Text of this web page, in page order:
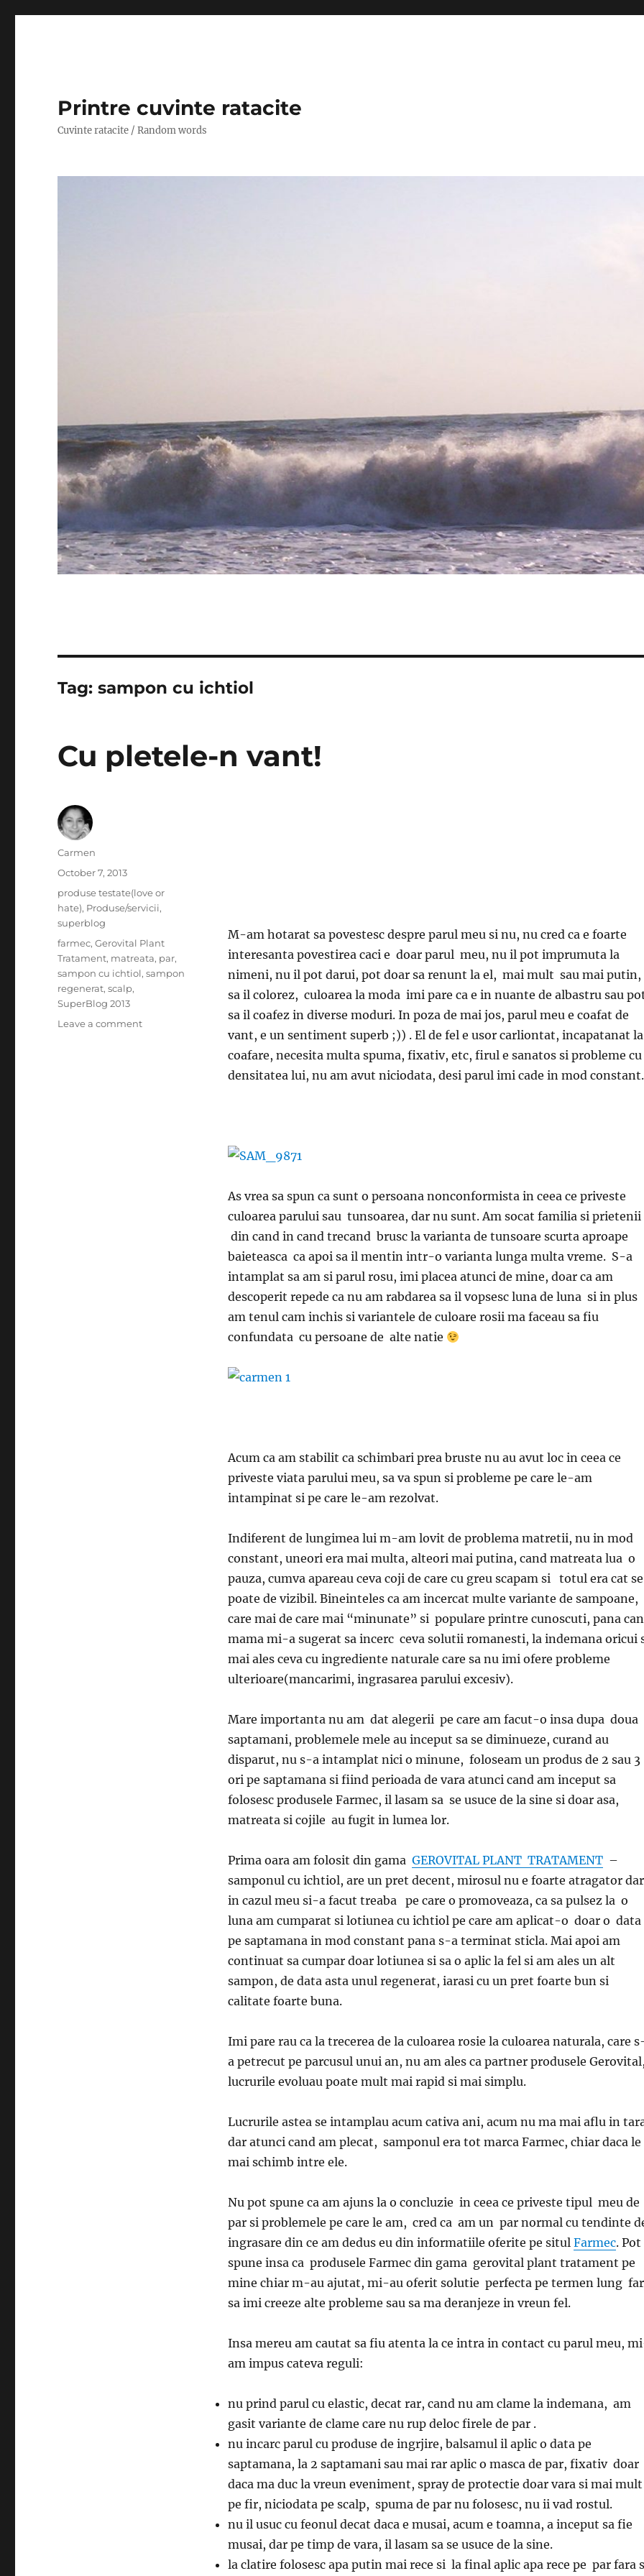
Printre cuvinte ratacite
Cuvinte ratacite / Random words
Tag:sampon cu ichtiol
Cu pletele-n vant!
M-am hotarat sa povestesc despre parul meu si nu, nu cred ca e foarte
interesanta povestirea caci e doar parul meu, nu il pot imprumuta la
nimeni, nu il pot darui, pot doar sa renunt la el, mai mult sau mai putin,
sa il colorez, culoarea la moda imi pare ca e in nuante de albastru sau
sa il coafez in diverse moduri. In poza de mai jos, parul meu e coafat de
vant, e un sentiment superb ;)) . El de fel e usor carliontat, incapatanat la
coafare, necesita multa spuma, fixativ, etc, firul e sanatos si probleme cu
densitatea lui, nu am avut niciodata, desi parul imi cade in mod constant.
As vrea sa spun ca sunt o persoana nonconformista in ceea ce priveste
culoarea parului sau tunsoarea, dar nu sunt. Am socat familia si prietenii
din cand in cand trecand brusc la varianta de tunsoare scurta aproape
baieteasca ca apoi sa il mentin intr-o varianta lunga multa vreme. S-a
intamplat sa am si parul rosu, imi placea atunci de mine, doar ca am
descoperit repede ca nu am rabdarea sa il vopsesc luna de luna si in plus
am tenul cam inchis si variantele de culoare rosii ma faceau sa fiu
confundata cu persoane de alte natie
Acum ca am stabilit ca schimbari prea bruste nu au avut loc in ceea ce
priveste viata parului meu, sa va spun si probleme pe care le-am
intampinat si pe care le-am rezolvat.
Indiferent de lungimea lui m-am lovit de problema matretii, nu in mod
constant, uneori era mai multa, alteori mai putina, cand matreata lua o
pauza, cumva apareau ceva coji de care cu greu scapam si totul era cat se
poate de vizibil. Bineinteles ca am incercat multe variante de sampoane,
care mai de care mai “minunate” si populare printre cunoscuti, pana
mama mi-a sugerat sa incerc ceva solutii romanesti, la indemana oricui
mai ales ceva cu ingrediente naturale care sa nu imi ofere probleme
ulterioare(mancarimi, ingrasarea parului excesiv).
Mare importanta nu am dat alegerii pe care am facut-o insa dupa doua
saptamani, problemele mele au inceput sa se diminueze, curand au
disparut, nu s-a intamplat nici o minune, foloseam un produs de 2 sau 3
ori pe saptamana si fiind perioada de vara atunci cand am inceput sa
folosesc produsele Farmec, il lasam sa se usuce de la sine si doar asa,
matreata si cojile au fugit in lumea lor.
Prima oara am folosit din gama GEROVITAL PLANT TRATAMENT–
samponul cu ichtiol, are un pret decent, mirosul nu e foarte atragator dar
in cazul meu si-a facut treaba pe care o promoveaza, ca sa pulsez la o
luna am cumparat si lotiunea cu ichtiol pe care am aplicat-o doar o data
pe saptamana in mod constant pana s-a terminat sticla. Mai apoi am
continuat sa cumpar doar lotiunea si sa o aplic la fel si am ales un alt
sampon, de data asta unul regenerat, iarasi cu un pret foarte bun si
calitate foarte buna.
Imi pare rau ca la trecerea de la culoarea rosie la culoarea naturala, care
a petrecut pe parcusul unui an, nu am ales ca partner produsele
lucrurile evoluau poate mult mai rapid si mai simplu.
Lucrurile astea se intamplau acum cativa ani, acum nu ma mai aflu in
dar atunci cand am plecat, samponul era tot marca Farmec, chiar daca le
mai schimb intre ele.
Nu pot spune ca am ajuns la o concluzie in ceea ce priveste tipul meu de
par si problemele pe care le am, cred ca am un par normal cu tendinte
ingrasare din ce am dedus eu din informatiile oferite pe situl Farmec. Pot
spune insa ca produsele Farmec din gama gerovital plant tratament pe
mine chiar m-au ajutat, mi-au oferit solutie perfecta pe termen lung
sa imi creeze alte probleme sau sa ma deranjeze in vreun fel.
Insa mereu am cautat sa fiu atenta la ce intra in contact cu parul meu,
am impus cateva reguli:
nu prind parul cu elastic, decat rar, cand nu am clame la indemana, am
gasit variante de clame care nu rup deloc firele de par .
nu incarc parul cu produse de ingrjire, balsamul il aplic o data pe
saptamana, la 2 saptamani sau mai rar aplic o masca de par, fixativ doar
daca ma duc la vreun eveniment, spray de protectie doar vara si mai mult
pe fir, niciodata pe scalp, spuma de par nu folosesc, nu ii vad rostul.
nu il usuc cu feonul decat daca e musai, acum e toamna, a inceput sa fie
musai, dar pe timp de vara, il lasam sa se usuce de la sine.
la clatire folosesc apa putin mai rece si la final aplic apa rece pe par fara
Author
Carmen
Posted
October 7, 2013
Categories
produse testate(love or
hate), Produse/servicii,
superblog
Tags
farmec,Gerovital Plant
Tratament, matreata, par,
sampon cu ichtiol,sampon
regenerat,scalp,
SuperBlog 2013
Leave a commenton